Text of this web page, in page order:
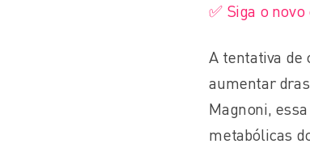
✅ Siga o
A tentativa de
aumentar
Magnoni,
metabólicas